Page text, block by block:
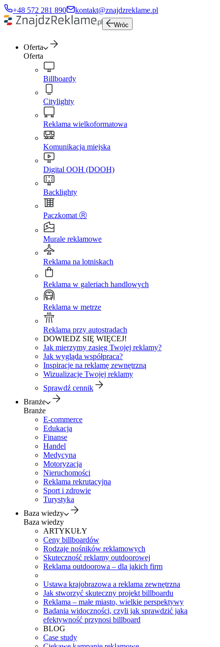
+48 572 281 890 kontakt@znajdzreklame.pl
Wróc
Oferta
Oferta
Billboardy
Citylighty
Reklama wielkoformatowa
Komunikacja miejska
Digital OOH (DOOH)
Backlighty
Paczkomat Ⓡ
Murale reklamowe
Reklama na lotniskach
Reklama w galeriach handlowych
Reklama w metrze
Reklama przy autostradach
DOWIEDZ SIĘ WIĘCEJ!
Jak mierzymy zasięg Twojej reklamy?
Jak wygląda współpraca?
Inspiracje na reklamę zewnętrzną
Wizualizacje Twojej reklamy
Sprawdź cennik
Branże
Branże
E-commerce
Edukacja
Finanse
Handel
Medycyna
Motoryzacja
Nieruchomości
Reklama rekrutacyjna
Sport i zdrowie
Turystyka
Baza wiedzy
Baza wiedzy
ARTYKUŁY
Ceny billboardów
Rodzaje nośników reklamowych
Skuteczność reklamy outdoorowej
Reklama outdoorowa – dla jakich firm
Ustawa krajobrazowa a reklama zewnętrzna
Jak stworzyć skuteczny projekt billboardu
Reklama – małe miasto, wielkie perspektywy
Badania widoczności, czyli jak sprawdzić jaką
efektywność przynosi billboard
BLOG
Case study